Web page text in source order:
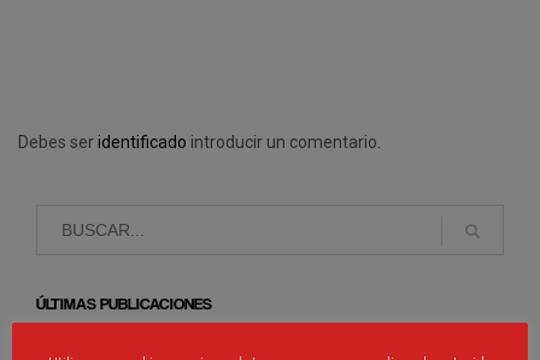
Debes seridentificado introducir un comentario.
ÚLTIMAS PUBLICACIONES